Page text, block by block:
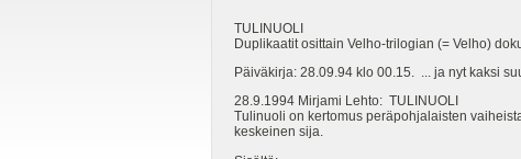
TULINUOLI
Duplikaatit osittain Velho-trilogian (= Velho)
Päiväkirja: 28.09.94 klo 00.15. ... ja nyt kaksi
28.9.1994 Mirjami Lehto: TULINUOLI
Tulinuoli on kertomus peräpohjalaisten
keskeinen sija.